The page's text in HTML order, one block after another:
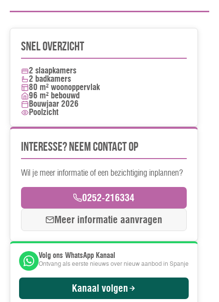
Snel overzicht
2 slaapkamers
2 badkamers
80 m² woonoppervlak
96 m² bebouwd
Bouwjaar 2026
Poolzicht
Interesse? Neem contact op
Wil je meer informatie of een bezichtiging inplannen?
0252-216334
Meer informatie aanvragen
Volg ons WhatsApp Kanaal
Ontvang als eerste nieuws over nieuw aanbod in Spanje
Kanaal volgen